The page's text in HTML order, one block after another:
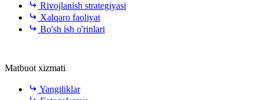
Rivojlanish strategiyasi
Xalqaro faoliyat
Bo'sh ish o'rinlari
Matbuot xizmati
Yangiliklar